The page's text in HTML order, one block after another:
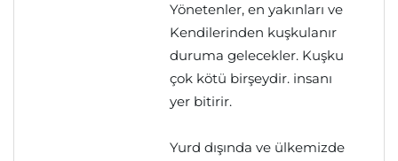
Yönetenler, en yakınları ve
Kendilerinden kuşkulanır
duruma gelecekler. Kuşku
çok kötü birşeydir. insanı
yer bitirir.
Yurd dışında ve ülkemizde